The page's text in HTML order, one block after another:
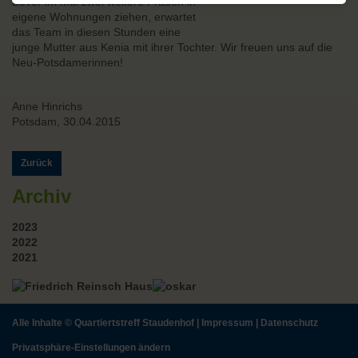
eigene Wohnungen ziehen, erwartet
das Team in diesen Stunden eine
junge Mutter aus Kenia mit ihrer Tochter. Wir freuen uns auf die
Neu-Potsdamerinnen!
Anne Hinrichs
Potsdam, 30.04.2015
Zurück
Archiv
2023
2022
2021
Alle Inhalte © Quartiertstreff Staudenhof Impressum Datenschutz
Privatsphäre-Einstellungen ändern